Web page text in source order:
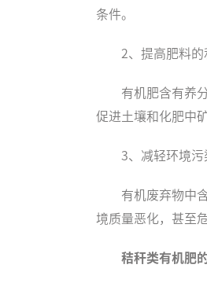
条件。
2、提高肥料
有机肥含有养
促进土壤和化肥中
3、减轻环境污
有机废弃物中
境质量恶化，甚至
秸秆类有机肥